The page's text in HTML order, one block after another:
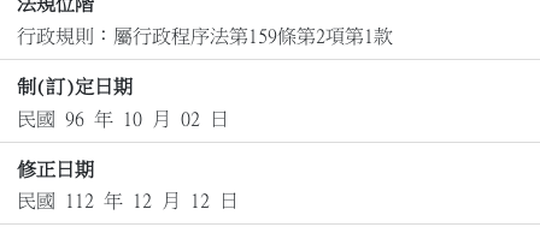
法規位階
行政規則：屬行政程序法第159條第2項第1款
制(訂)定日期
民國 96 年 10 月 02 日
修正日期
民國 112 年 12 月 12 日